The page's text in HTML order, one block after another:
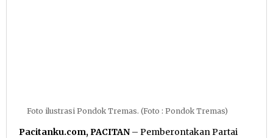
Foto ilustrasi Pondok Tremas. (Foto : Pondok Tremas)
Pacitanku.com, PACITAN – Pemberontakan Partai